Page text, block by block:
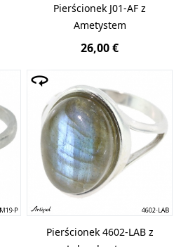
Pierścionek J01-AF z
Ametystem
26,00 €
Pierścionek 4602-LAB z